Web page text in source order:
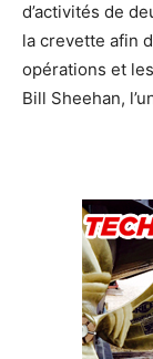
d’activités de
la crevette afin
opérations et
Bill Sheehan,